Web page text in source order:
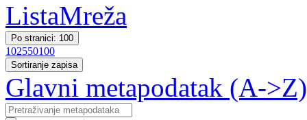
ListaMreža
Po stranici: 100
102550100
Sortiranje zapisa
Glavni metapodatak (A->Z)